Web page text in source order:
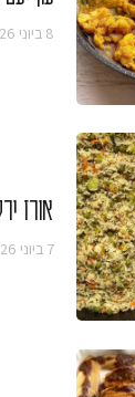
8 ביוני 2026
אורז
7 ביוני 2026